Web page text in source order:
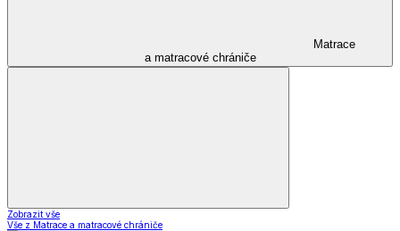
Matrace
a matracové chrániče
Zobrazit vše
Vše z Matrace a matracové chrániče